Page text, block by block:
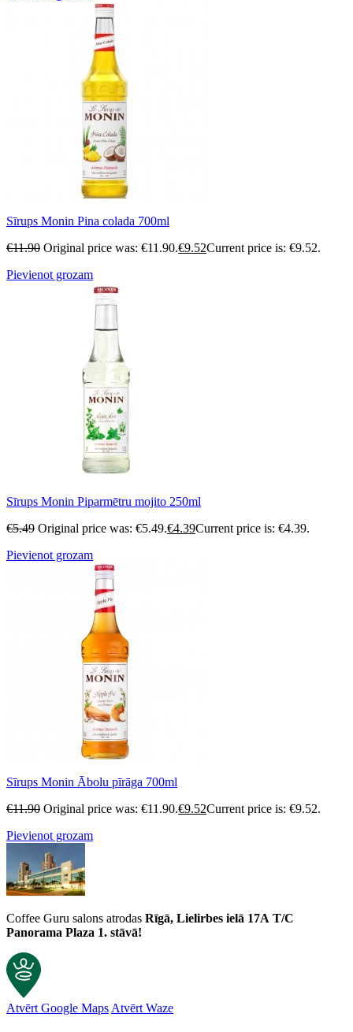
Sīrups Monin Pina colada 700ml
€11.90 Original price was: €11.90.€9.52Current price is: €9.52.
Pievienot grozam
Sīrups Monin Piparmētru mojito 250ml
€5.49 Original price was: €5.49.€4.39Current price is: €4.39.
Pievienot grozam
Sīrups Monin Ābolu pīrāga 700ml
€11.90 Original price was: €11.90.€9.52Current price is: €9.52.
Pievienot grozam
Coffee Guru salons atrodas Rīgā, Lielirbes ielā 17A T/C
Panorama Plaza 1. stāvā!
Atvērt Google Maps Atvērt Waze